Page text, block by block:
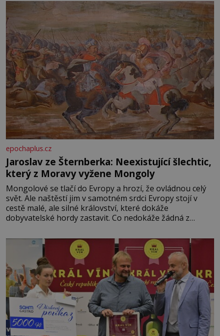
epochaplus.cz
Jaroslav ze Šternberka: Neexistující šlechtic,
který z Moravy vyžene Mongoly
Mongolové se tlačí do Evropy a hrozí, že ovládnou celý
svět. Ale naštěstí jim v samotném srdci Evropy stojí v
cestě malé, ale silné království, které dokáže
dobyvatelské hordy zastavit. Co nedokáže žádná z
král. Nebo že by ne? Mongolové od roku 1223 postupují
podél Kaspického a Azovského moře,